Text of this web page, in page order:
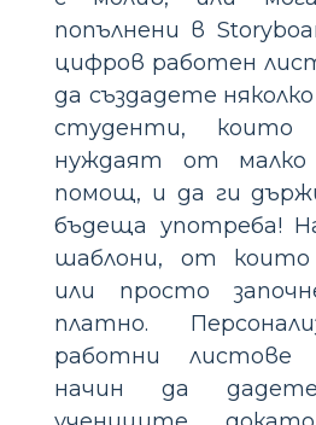
попълнени в
цифров работен
да създадете
студенти,
нуждаят от малко
помощ, и да ги
бъдеща употреба!
шаблони, от
или просто
платно.
работни
начин да